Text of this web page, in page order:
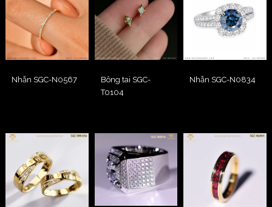
Nhẫn SGC-N0567
Bông tai SGC-
T0104
Nhẫn SGC-N0834